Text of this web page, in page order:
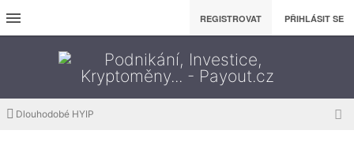
REGISTROVAT PŘIHLÁSIT SE
Dlouhodobé HYIP